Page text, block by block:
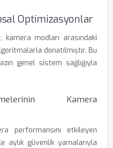
Optimizasyonlar
kamera modları arasındaki
donatılmıştır. Bu
genel sistem sağlığıyla
Kamera
performansını etkileyen
aylık güvenlik yamalarıyla